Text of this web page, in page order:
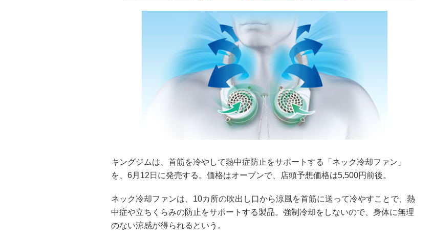
キングジムは、首筋を冷やして熱中症防止をサポートする「ネック冷却ファン」
を、6月12日に発売する。価格はオープンで、店頭予想価格は5,500円前後。
ネック冷却ファンは、10カ所の吹出し口から涼風を首筋に送って冷やすことで、熱
中症や立ちくらみの防止をサポートする製品。強制冷却をしないので、身体に無理
のない涼感が得られるという。